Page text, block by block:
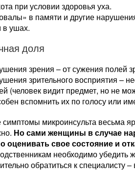
при условии здоровья уха.
в памяти и другие
ушах.
доля
зрения – от сужения полей
зрительного восприятия –
(человек видит предмет, но не
вспомнить их по голосу или
микроинсульта весьма
Но сами женщины в случае
оценивать свое состояние и
необходимо
обратиться к специалисту